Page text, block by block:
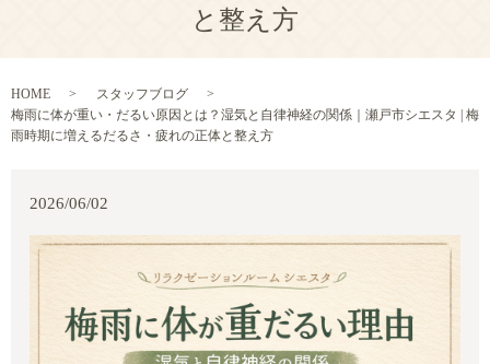
と整え方
HOME
スタッフブログ
梅雨に体が重い・だるい原因とは？湿気と自律神経の関係｜瀬戸市シエスタ | 梅
雨時期に増えるだるさ・疲れの正体と整え方
2026/06/02